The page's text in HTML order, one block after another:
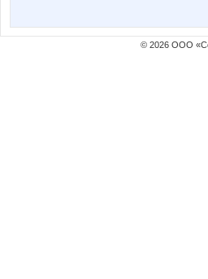
© 2026 ООО